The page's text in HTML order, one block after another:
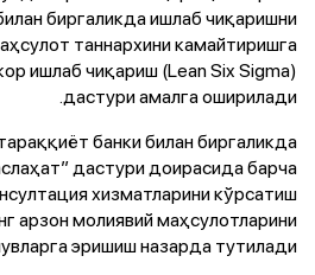
биргаликда ишлаб чиқаришни
таннархини камайтиришга
ишлаб чиқариш (Lean Six Sigma)
дастури амалга оширилади.
банки билан биргаликда
дастури доирасида барча
хизматларини кўрсатиш
арзон молиявий маҳсулотларини
эришиш назарда тутилади.